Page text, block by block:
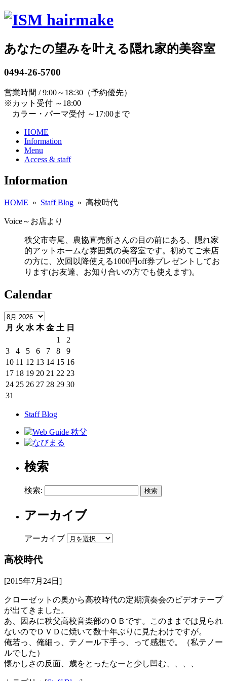
あなたの望みを叶える隠れ家的美容室
0494-26-5700
営業時間 / 9:00～18:30（予約優先）
※カット受付 ～18:00
カラー・パーマ受付 ～17:00まで
HOME
Information
Menu
Access & staff
Information
HOME » Staff Blog » 高校時代
Voice～お店より
秩父市寺尾、農協直売所さんの目の前にある、隠れ家
的アットホームな雰囲気の美容室です。初めてご来店
の方に、次回以降使える1000円off券プレゼントしてお
ります(お友達、お知り合いの方でも使えます)。
Calendar
月 火 水 木 金 土 日
1
2
3
4 5 6 7 8
9
10 11 12 13 14 15 16
17 18 19 20 21 22 23
24 25 26 27 28 29 30
31
Staff Blog
検索
検索:
アーカイブ
アーカイブ
高校時代
[2015年7月24日]
クローゼットの奥から高校時代の定期演奏会のビデオテープ
が出てきました。
あ、因みに秩父高校音楽部のＯＢです。このままでは見られ
ないのでＤＶＤに焼いて数十年ぶりに見たわけですが。
俺若っ、俺細っ、テノール下手っ、って感想で。（私テノー
ルでした）
懐かしさの反面、歳をとったなーと少し凹む、、、、